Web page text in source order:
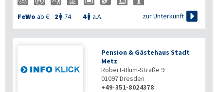
FeWo ab €: 2  74 4 a.A. zur Unterkunft 
Pension & Gästehaus Stadt
Metz
Robert-Blum-Straße 9
01097Dresden
+49-351-8024378